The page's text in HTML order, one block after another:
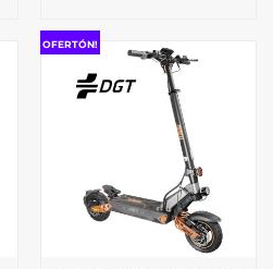
€599,00.
OFERTÓN!